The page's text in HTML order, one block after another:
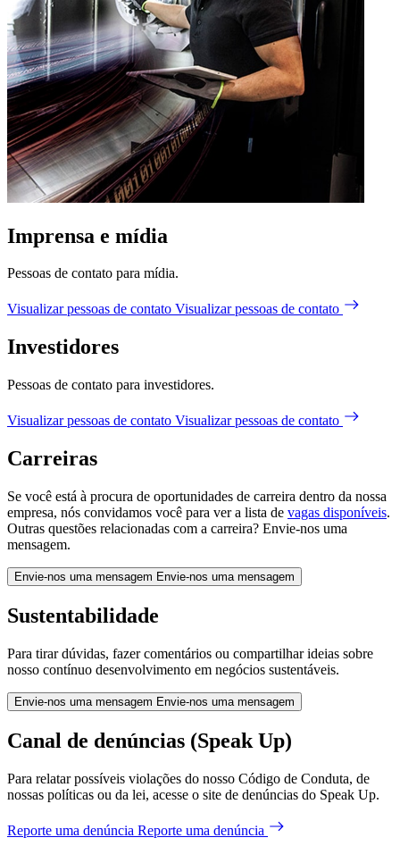
Imprensa e mídia
Pessoas de contato para mídia.
Visualizar pessoas de contato Visualizar pessoas de contato
Investidores
Pessoas de contato para investidores.
Visualizar pessoas de contato Visualizar pessoas de contato
Carreiras
Se você está à procura de oportunidades de carreira dentro da nossa
empresa, nós convidamos você para ver a lista de vagas disponíveis.
Outras questões relacionadas com a carreira? Envie-nos uma
mensagem.
Envie-nos uma mensagem Envie-nos uma mensagem
Sustentabilidade
Para tirar dúvidas, fazer comentários ou compartilhar ideias sobre
nosso contínuo desenvolvimento em negócios sustentáveis.
Envie-nos uma mensagem Envie-nos uma mensagem
Canal de denúncias (Speak Up)
Para relatar possíveis violações do nosso Código de Conduta, de
nossas políticas ou da lei, acesse o site de denúncias do Speak Up.
Reporte uma denúncia Reporte uma denúncia